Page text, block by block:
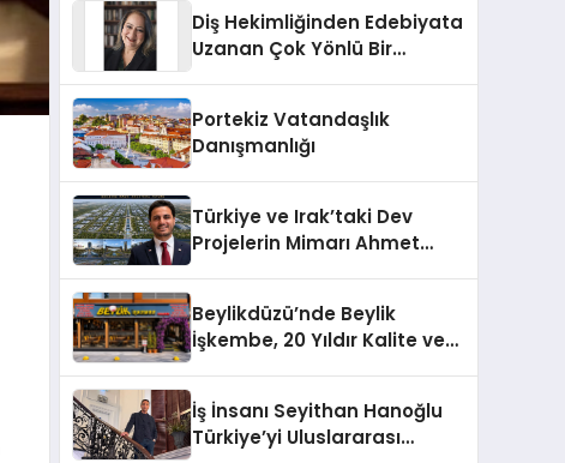
Diş Hekimliğinden Edebiyata
Uzanan Çok Yönlü Bir
Portekiz Vatandaşlık
Danışmanlığı
Türkiye ve Irak’taki Dev
Projelerin Mimarı Ahmet
Holding Industrial City”
Projesini Hayata Geçirecek
Beylikdüzü’nde Beylik
İşkembe, 20 Yıldır Kalite ve
İş İnsanı Seyithan Hanoğlu
Türkiye’yi Uluslararası